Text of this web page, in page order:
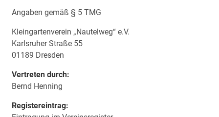
Angaben gemäß § 5 TMG
Kleingartenverein „Nautelweg“ e.V.
Karlsruher Straße 55
01189 Dresden
Vertreten durch:
Bernd Henning
Registereintrag: